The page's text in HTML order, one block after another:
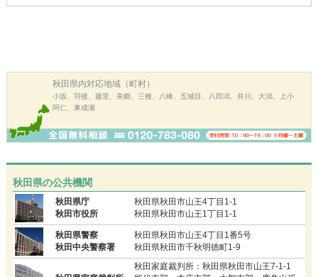
秋田県内対応地域（町村）
小坂、羽後、藤里、美郷、三種、八峰、五城目、八郎潟、井川、大潟、上小
阿仁、東成瀬
秋田県の公共機関
秋田県庁
秋田市役所
秋田県秋田市山王4丁目1-1
秋田県秋田市山王1丁目1-1
秋田県警察
秋田中央警察署
秋田県秋田市山王4丁目1番5号
秋田県秋田市千秋明徳町1-9
秋田家庭裁判所：秋田県秋田市山王7-1-1